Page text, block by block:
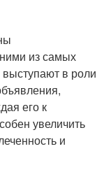
из самых
в роли
его к
увеличить
и